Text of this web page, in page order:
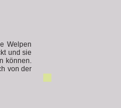
Welpen
und sie
können.
von der